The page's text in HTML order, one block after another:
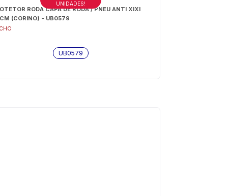
RODA CAPA DE RODA / PNEU ANTI XIXI
(CORINO) - UB0579
UNIDADES!
UB0579